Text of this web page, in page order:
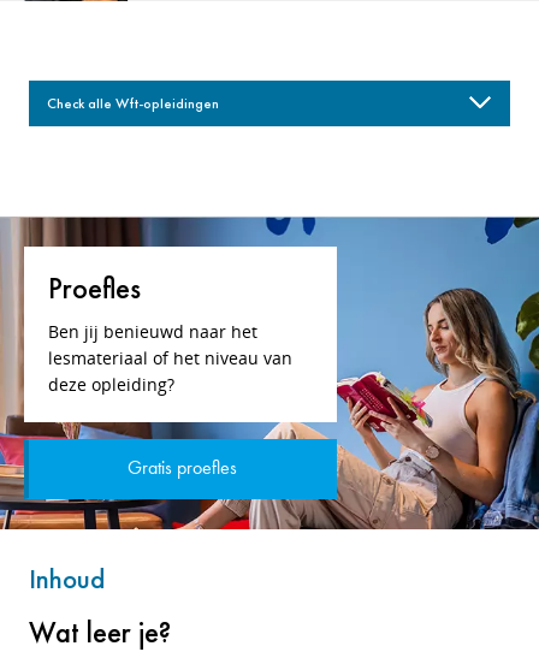
Check alle Wft-opleidingen
Proefles
Ben jij benieuwd naar het
lesmateriaal of het niveau van
deze opleiding?
Gratis proefles
Inhoud
Wat leer je?